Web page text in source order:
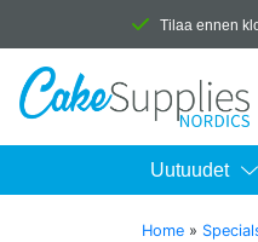
Tilaa ennen
Uutuudet
Home »